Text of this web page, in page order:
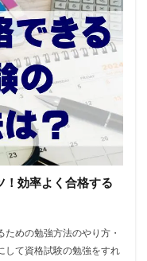
！効率よく合格する
めの勉強方法のやり方・
して資格試験の勉強をすれ